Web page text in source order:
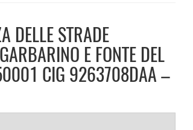
DELLE STRADE
E FONTE DEL
CIG 9263708DAA –